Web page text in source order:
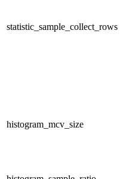
statistic_sample_collect_rows
histogram_mcv_size